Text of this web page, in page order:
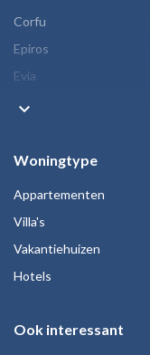
Corfu
Epiros
Evia
keyboard_arrow_down
Woningtype
Appartementen
Villa's
Vakantiehuizen
Hotels
Ook interessant